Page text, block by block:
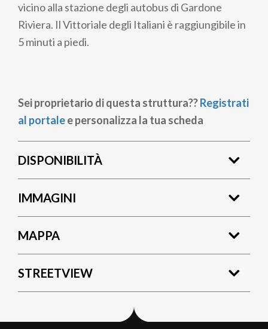
vicino alla stazione degli autobus di Gardone
Riviera. Il Vittoriale degli Italiani è raggiungibile in
5 minuti a piedi.
Sei proprietario di questa struttura??Registrati
al portalee personalizza la tua scheda
DISPONIBILITÀ
IMMAGINI
MAPPA
STREETVIEW